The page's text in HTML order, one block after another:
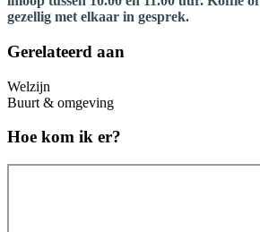
gezellig met elkaar in gesprek.
Gerelateerd aan
Welzijn
Buurt & omgeving
Hoe kom ik er?